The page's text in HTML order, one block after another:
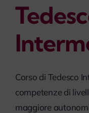
Corso di Tedesco
competenze di
maggiore